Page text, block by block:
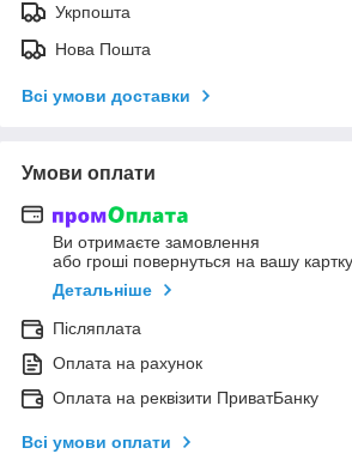
Укрпошта
Нова Пошта
Всі умови доставки
Умови оплати
Ви отримаєте замовлення
або гроші повернуться на вашу картку
Детальніше
Післяплата
Оплата на рахунок
Оплата на реквізити ПриватБанку
Всі умови оплати